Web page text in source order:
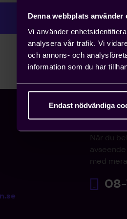
Denna webbplats använder
Vi använder
analysera vår trafik. Vi
och annons- och
information som du har
Endast nödvändiga
När du
med